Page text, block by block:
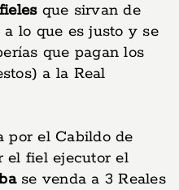
que sirvan de
lo que es justo y se
que pagan los
a la Real
por el Cabildo de
el fiel ejecutor el
se venda a 3 Reales